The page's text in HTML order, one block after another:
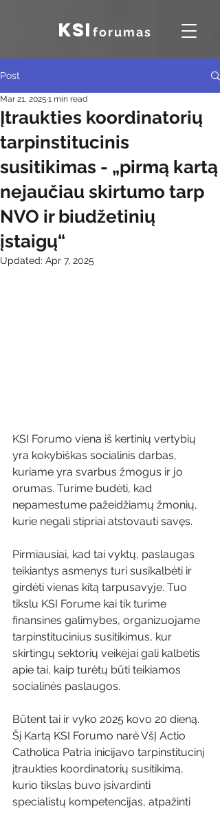
KSI forumas
Post
Įtraukties koordinatorių
tarpinstitucinis
susitikimas - „pirmą kartą
nejaučiau skirtumo tarp
NVO ir biudžetinių
įstaigų“
Mar 21, 2025 1 min read
Updated: Apr 7, 2025
KSI Forumo viena iš kertinių vertybių
yra kokybiškas socialinis darbas,
kuriame yra svarbus žmogus ir jo
orumas. Turime budėti, kad
nepamestume pažeidžiamų žmonių,
kurie negali stipriai atstovauti savęs.
Pirmiausiai, kad tai vyktų, paslaugas
teikiantys asmenys turi susikalbėti ir
girdėti vienas kitą tarpusavyje. Tuo
tikslu KSI Forume kai tik turime
finansines galimybes, organizuojame
tarpinstitucinius susitikimus, kur
skirtingų sektorių veikėjai gali kalbėtis
apie tai, kaip turėtų būti teikiamos
socialinės paslaugos.
Būtent tai ir vyko 2025 kovo 20 dieną.
Šį Kartą KSI Forumo narė VšĮ Actio
Catholica Patria inicijavo tarpinstitucinį
įtraukties koordinatorių susitikimą,
kurio tikslas buvo įsivardinti
specialistų kompetencijas, atpažinti